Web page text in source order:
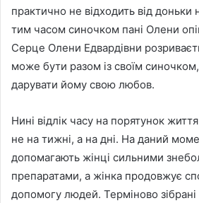
практично не відходить від доньки
тим часом синочком пані Олени
Серце Олени Едвардівни
може бути разом із своїм синочком,
дарувати йому свою любов.
Нині відлік часу на порятунок
не на тижні, а на дні. На даний
допомагають жінці сильними
препаратами, а жінка продовжує
допомогу людей. Терміново